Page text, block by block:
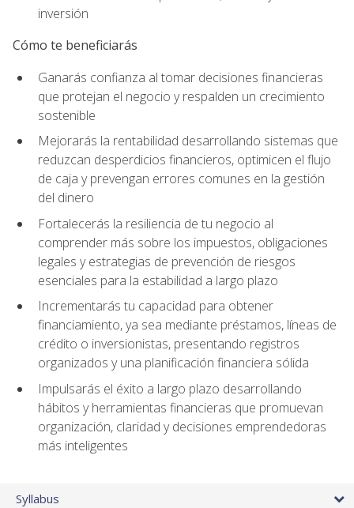
inversión
Cómo te beneficiarás
Ganarás confianza al tomar decisiones financieras
que protejan el negocio y respalden un crecimiento
sostenible
Mejorarás la rentabilidad desarrollando sistemas que
reduzcan desperdicios financieros, optimicen el flujo
de caja y prevengan errores comunes en la gestión
del dinero
Fortalecerás la resiliencia de tu negocio al
comprender más sobre los impuestos, obligaciones
legales y estrategias de prevención de riesgos
esenciales para la estabilidad a largo plazo
Incrementarás tu capacidad para obtener
financiamiento, ya sea mediante préstamos, líneas de
crédito o inversionistas, presentando registros
organizados y una planificación financiera sólida
Impulsarás el éxito a largo plazo desarrollando
hábitos y herramientas financieras que promuevan
organización, claridad y decisiones emprendedoras
más inteligentes
Syllabus